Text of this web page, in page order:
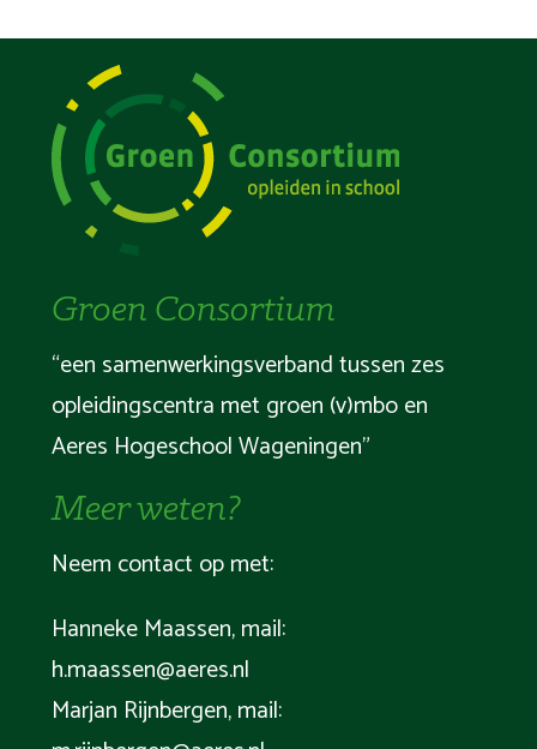
Groen Consortium
“een samenwerkingsverband tussen zes
opleidingscentra met groen (v)mbo en
Aeres Hogeschool Wageningen”
Meer weten?
Neem contact op met:
Hanneke Maassen, mail:
h.maassen@aeres.nl
Marjan Rijnbergen, mail: